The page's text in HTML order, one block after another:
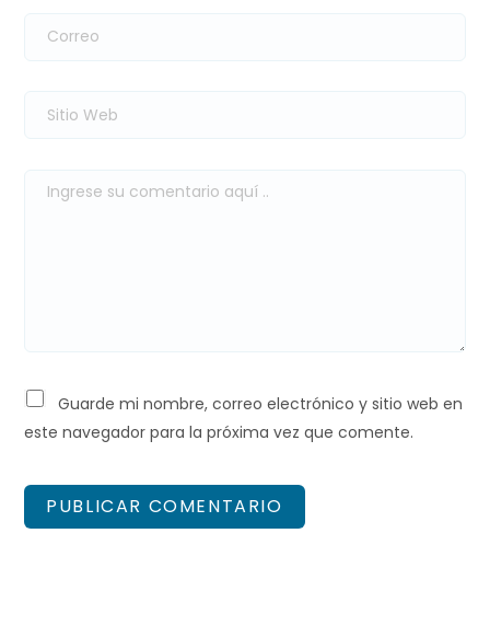
Guarde mi nombre, correo electrónico y sitio web en
este navegador para la próxima vez que comente.